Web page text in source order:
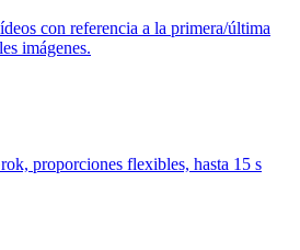
con referencia a la primera/última
imágenes.
proporciones flexibles, hasta 15 s